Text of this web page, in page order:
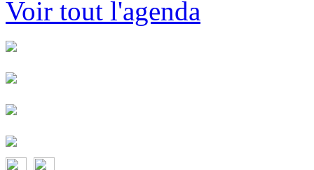
Voir tout l'agenda